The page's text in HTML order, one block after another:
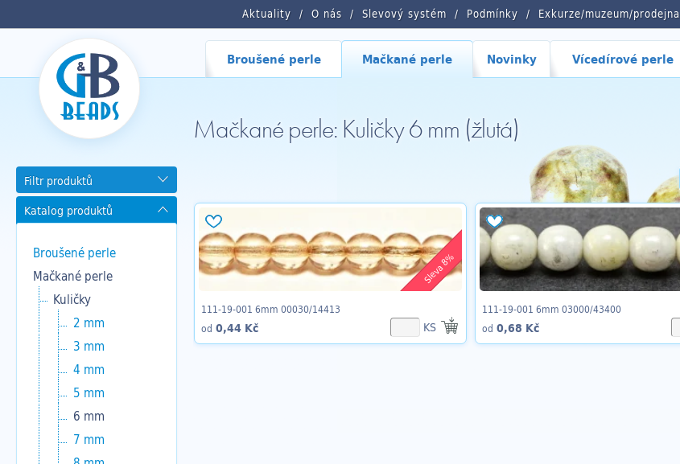
Aktuality O nás Slevový systém Podmínky Exkurze/muzeum/prodejna
Broušené perle Mačkané perle Novinky Vícedírové perle
Mačkané perle: Kuličky 6 mm (žlutá)
Filtr produktů
Katalog produktů
Broušené perle
Mačkané perle
Kuličky
2 mm
3 mm
4 mm
5 mm
6 mm
7 mm
Sleva 8%
111-19-001 6mm 00030/14413
od 0,44 Kč KS
111-19-001 6mm 03000/43400
od 0,68 Kč